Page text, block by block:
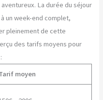
La durée du séjour
un week-end complet,
pleinement de cette
des tarifs moyens pour
moyen